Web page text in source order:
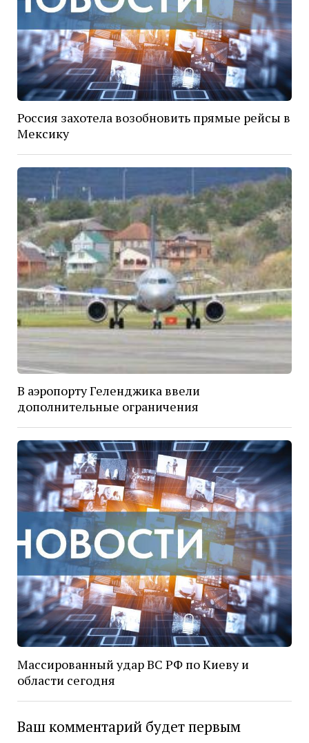
Россия захотела возобновить прямые рейсы в
Мексику
В аэропорту Геленджика ввели
дополнительные ограничения
Массированный удар ВС РФ по Киеву и
области сегодня
Ваш комментарий будет первым